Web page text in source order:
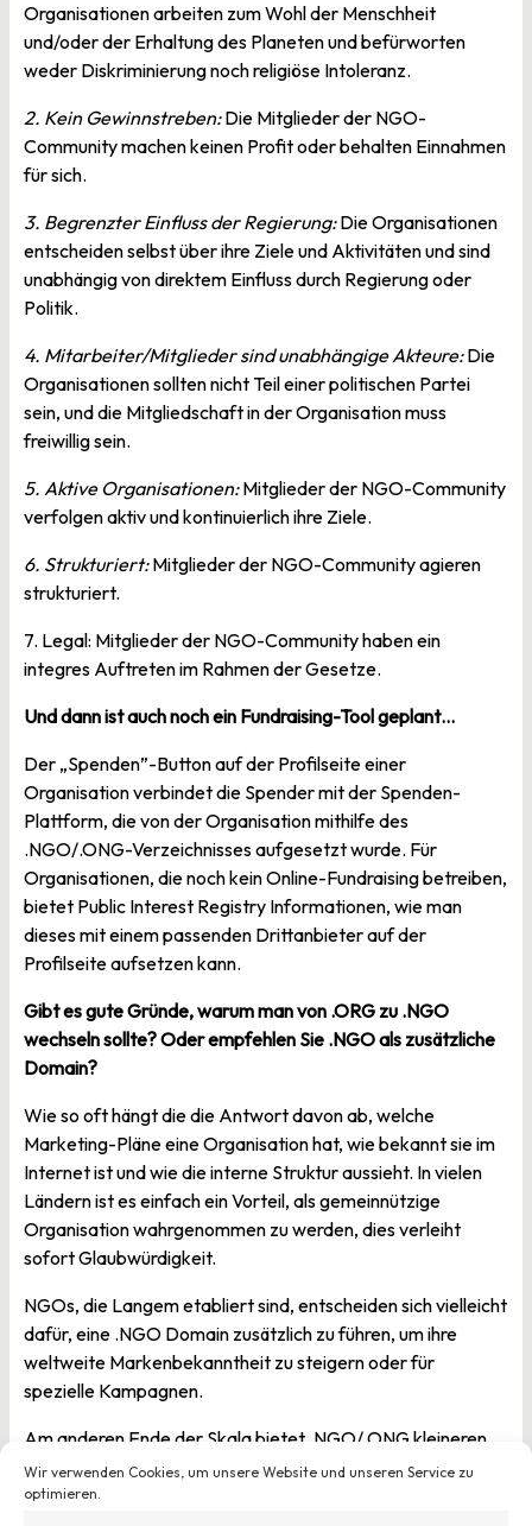
Wir verwenden Cookies, um unsere Website und unseren Service zu
optimieren.
Organisationen arbeiten zum Wohl der Menschheit
und/oder der Erhaltung des Planeten und befürworten
weder Diskriminierung noch religiöse Intoleranz.
2. Kein Gewinnstreben:Die Mitglieder der NGO-
Community machen keinen Profit oder behalten Einnahmen
für sich.
3. Begrenzter Einfluss der Regierung:Die Organisationen
entscheiden selbst über ihre Ziele und Aktivitäten und sind
unabhängig von direktem Einfluss durch Regierung oder
Politik.
4. Mitarbeiter/Mitglieder sind unabhängige Akteure:Die
Organisationen sollten nicht Teil einer politischen Partei
sein, und die Mitgliedschaft in der Organisation muss
freiwillig sein.
5. Aktive Organisationen:Mitglieder der NGO-Community
verfolgen aktiv und kontinuierlich ihre Ziele.
6. Strukturiert:Mitglieder der NGO-Community agieren
strukturiert.
7. Legal: Mitglieder der NGO-Community haben ein
integres Auftreten im Rahmen der Gesetze.
Und dann ist auch noch ein Fundraising-Tool geplant…
Der „Spenden”-Button auf der Profilseite einer
Organisation verbindet die Spender mit der Spenden-
Plattform, die von der Organisation mithilfe des
.NGO/.ONG-Verzeichnisses aufgesetzt wurde. Für
Organisationen, die noch kein Online-Fundraising betreiben,
bietet Public Interest Registry Informationen, wie man
dieses mit einem passenden Drittanbieter auf der
Profilseite aufsetzen kann.
Gibt es gute Gründe, warum man von .ORG zu .NGO
wechseln sollte? Oder empfehlen Sie .NGO als zusätzliche
Domain?
Wie so oft hängt die die Antwort davon ab, welche
Marketing-Pläne eine Organisation hat, wie bekannt sie im
Internet ist und wie die interne Struktur aussieht. In vielen
Ländern ist es einfach ein Vorteil, als gemeinnützige
Organisation wahrgenommen zu werden, dies verleiht
sofort Glaubwürdigkeit.
NGOs, die Langem etabliert sind, entscheiden sich vielleicht
dafür, eine .NGO Domain zusätzlich zu führen, um ihre
weltweite Markenbekanntheit zu steigern oder für
spezielle Kampagnen.
Am anderen Ende der Skala bietet .NGO/.ONG kleineren,
noch nicht so etablierten Organisationen eine exklusive
Internet-Präsenz, durch die sie in einem NGO-Verzeichnis